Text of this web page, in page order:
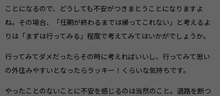
ことになるので、どうしても不安がつきまとうことになりますよ
ね。その場合、「任期が終わるまでは帰ってこれない」と考えるよ
りは「まずは行ってみる」程度で考えてみてはいかがでしょうか。
行ってみてダメだったらその時に考えればいいし、行ってみて思い
の外住みやすいとなったらラッキー！くらいな気持ちです。
やったことのないことに不安を感じるのは当然のこと。退路を断つ